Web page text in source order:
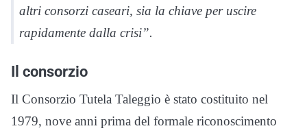
altri consorzi caseari, sia la chiave per uscire
rapidamente dalla crisi”.
Il consorzio
Il Consorzio Tutela Taleggio è stato costituito nel
1979, nove anni prima del formale riconoscimento